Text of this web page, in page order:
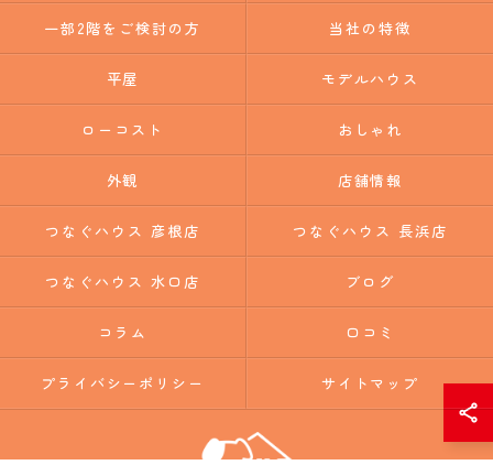
一部2階をご検討の方 当社の特徴
平屋 モデルハウス
ローコスト おしゃれ
外観 店舗情報
つなぐハウス 彦根店 つなぐハウス 長浜店
つなぐハウス 水口店 ブログ
コラム 口コミ
プライバシーポリシー サイトマップ